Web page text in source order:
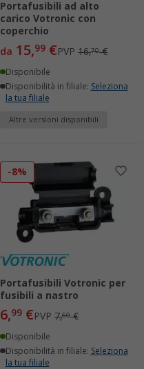
Portafusibili ad alto
carico Votronic con
coperchio
da 15,99 €PVP 16,70€
Disponibile
Disponibilità in filiale: Seleziona
la tua filiale
Altre versioni disponibili
-8%
Portafusibili Votronic per
fusibili a nastro
6,99 €PVP 7,60€
Disponibile
Disponibilità in filiale: Seleziona
la tua filiale